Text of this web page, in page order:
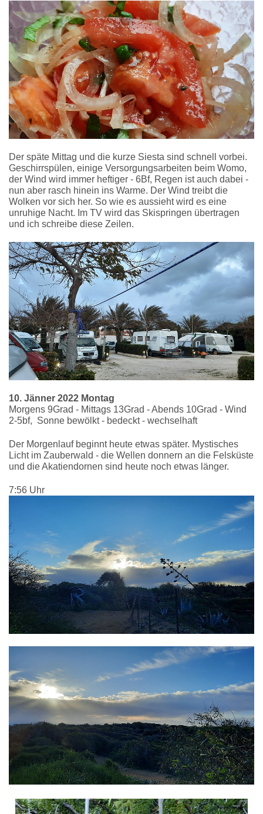
Der späte Mittag und die kurze Siesta sind schnell vorbei.
Geschirrspülen, einige Versorgungsarbeiten beim Womo,
der Wind wird immer heftiger - 6Bf, Regen ist auch dabei -
nun aber rasch hinein ins Warme. Der Wind treibt die
Wolken vor sich her. So wie es aussieht wird es eine
unruhige Nacht. Im TV wird das Skispringen übertragen
und ich schreibe diese Zeilen.
10. Jänner 2022 Montag
Morgens 9Grad - Mittags 13Grad - Abends 10Grad - Wind
2-5bf, Sonne bewölkt - bedeckt - wechselhaft
Der Morgenlauf beginnt heute etwas später. Mystisches
Licht im Zauberwald - die Wellen donnern an die Felsküste
und die Akatiendornen sind heute noch etwas länger.
7:56 Uhr